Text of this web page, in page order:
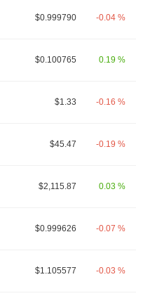
$0.999790 -0.04 %
$0.100765 0.19 %
$1.33 -0.16 %
$45.47 -0.19 %
$2,115.87 0.03 %
$0.999626 -0.07 %
$1.105577 -0.03 %